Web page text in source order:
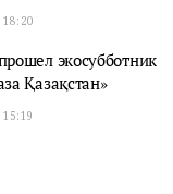
экосубботник
Қазақстан»